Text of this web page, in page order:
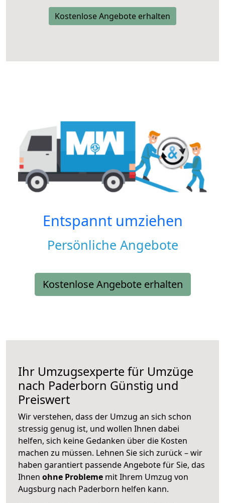
Kostenlose Angebote erhalten
Entspannt umziehen
Persönliche Angebote
Kostenlose Angebote erhalten
Ihr Umzugsexperte für Umzüge
nach Paderborn Günstig und
Preiswert
Wir verstehen, dass der Umzug an sich schon
stressig genug ist, und wollen Ihnen dabei
helfen, sich keine Gedanken über die Kosten
machen zu müssen. Lehnen Sie sich zurück – wir
haben garantiert passende Angebote für Sie, das
Ihnen ohne Probleme mit Ihrem Umzug von
Augsburg nach Paderborn helfen kann.